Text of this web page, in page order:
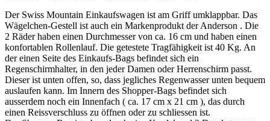
Der Swiss Mountain Einkaufswagen ist am Griff umklappbar. Das
Wägelchen-Gestell ist auch ein Markenprodukt der Anderson . Die
2 Räder haben einen Durchmesser von ca. 16 cm und haben einen
konfortablen Rollenlauf. Die getestete Tragfähigkeit ist 40 Kg. An
der einen Seite des Einkaufs-Bags befindet sich ein
Regenschirmhalter, in den jeder Damen oder Herrenschirm passt.
Dieser ist unten offen, so, dass jegliches Regenwasser unten bequem
auslaufen kann. Im Innern des Shopper-Bags befindet sich
ausserdem noch ein Innenfach ( ca. 17 cm x 21 cm ), das durch
einen Reissverschluss zu öffnen oder zu schliessen ist.